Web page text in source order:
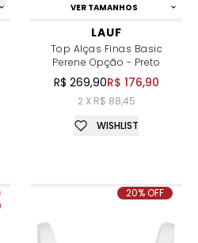
VER TAMANHOS
LAUF
Top Alças Finas Basic
Perene Opção - Preto
R$ 269,90R$ 176,90
2 X R$ 88,45
WISHLIST
20% OFF